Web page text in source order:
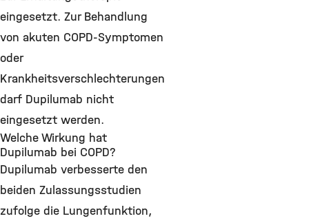
eingesetzt. Zur Behandlung
von akuten COPD-Symptomen
oder
Krankheitsverschlechterungen
darf Dupilumab nicht
eingesetzt werden.
Welche Wirkung hat
Dupilumab bei COPD?
Dupilumab verbesserte den
beiden Zulassungsstudien
zufolge die Lungenfunktion,